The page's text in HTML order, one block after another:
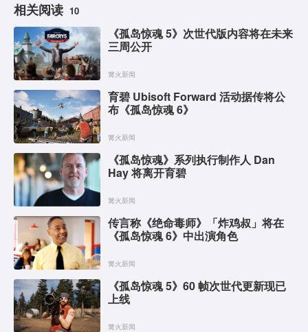
相关阅读 10
《孤岛惊魂 5》次世代版内容将在未来
三周公开
篝火新闻
育碧 Ubisoft Forward 活动据传将公
布《孤岛惊魂 6》
篝火新闻
《孤岛惊魂》系列执行制作人 Dan
Hay 将离开育碧
篝火新闻
传言称《绝命毒师》「炸鸡叔」将在
《孤岛惊魂 6》中出演角色
篝火新闻
《孤岛惊魂 5》60 帧次世代更新现已
上线
篝火新闻